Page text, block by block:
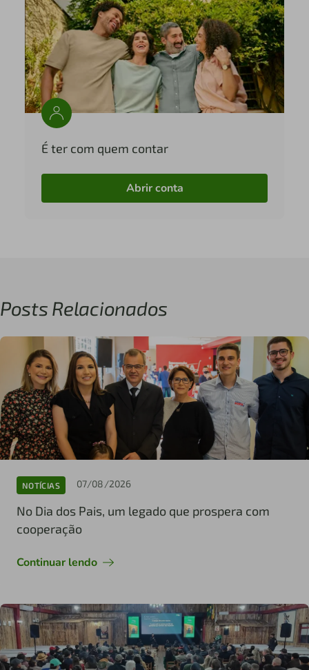
É ter com quem contar
Abrir conta
Posts Relacionados
NOTÍCIAS 07/08/2026
No Dia dos Pais, um legado que prospera com
cooperação
Continuar lendo